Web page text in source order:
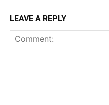
LEAVE A REPLY